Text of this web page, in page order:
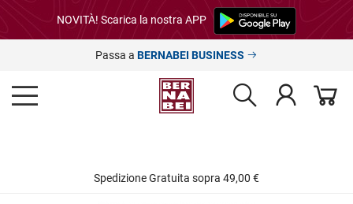
NOVITÀ! Scarica la nostra APP
Passa a BERNABEI BUSINESS
Spedizione Gratuita sopra 49,00 €